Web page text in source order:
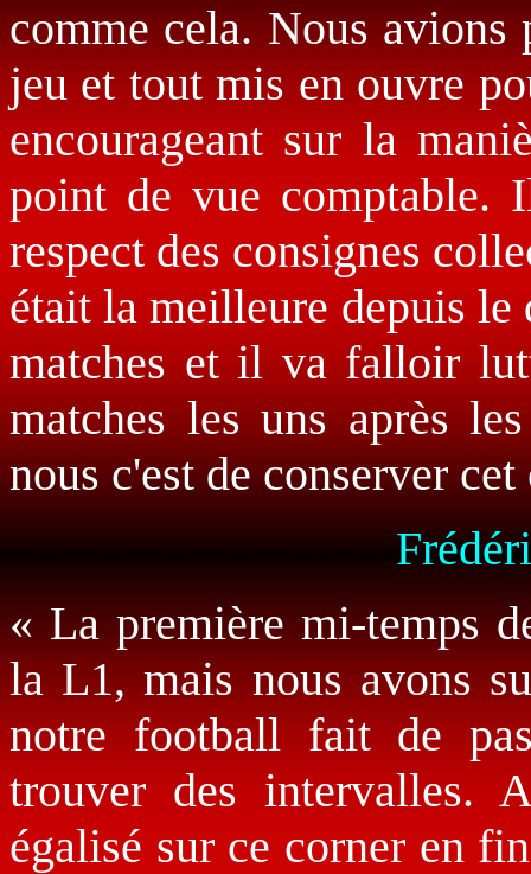
comme cela. Nous avions
jeu et tout mis en ouvre
encourageant sur la
point de vue comptable.
respect des consignes
était la meilleure depuis le
matches et il va falloir
matches les uns après
nous c'est de conserver
« La première mi-temps
la L1, mais nous avons
notre football fait de
trouver des intervalles.
égalisé sur ce corner en